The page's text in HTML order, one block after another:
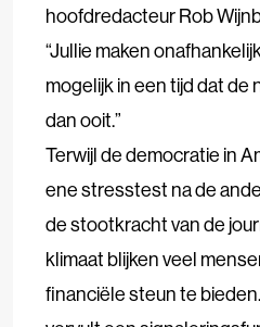
hoofdredacteur Rob
“Jullie maken
mogelijk in een tijd dat de
dan ooit.”
Terwijl de democratie in
ene stresstest na de
de stootkracht van de
klimaat blijken veel
financiële steun te